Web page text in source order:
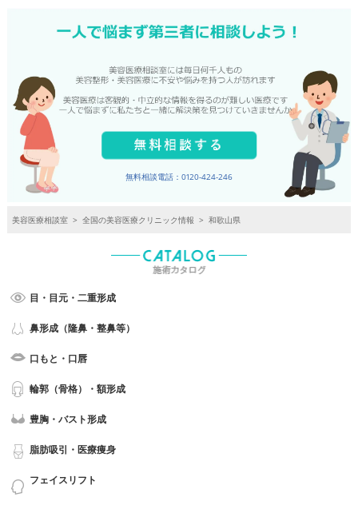
無料相談電話：0120-424-246
美容医療相談室 > 全国の美容医療クリニック情報 > 和歌山県
目・目元・二重形成
鼻形成（隆鼻・整鼻等）
口もと・口唇
輪郭（骨格）・額形成
豊胸・バスト形成
脂肪吸引・医療痩身
フェイスリフト